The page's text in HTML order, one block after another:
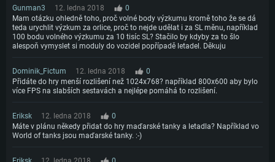
Gunman3 12. ledna 2018
0
Mam otázku ohledně toho, proč volné body výzkumu kromě toho že se dá
teda urychlit výzkum za orlice, proč to nejde udělat i za SL měnu, například
100 bodu volného výzkumu za 10 tisíc SL? Stačilo by kdyby za to šlo
alespoň vymyslet si moduly do vozidel popřípadě letadel. Děkuju
Dominik_Fictum 12. ledna 2018
0
Přidáte do hry menší rozlišení než 1024x768? například 800x600 aby bylo
více FPS na slabších sestavách a nejlépe pomáhá to rozlišení.
Eriksk 12. ledna 2018
0
Máte v plánu někedy přidat do hry maďarské tanky a letadla? Například vo
World of tanks jsou maďarské tanky. :-)